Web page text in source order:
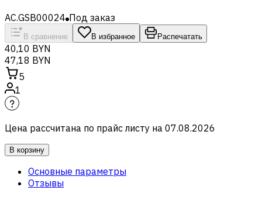
AC.GSB00024 Под заказ
В сравнение В избранное Распечатать
40,10 BYN
47,18 BYN
5
1
Цена рассчитана по прайс листу на 07.08.2026
В корзину
Основные параметры
Отзывы